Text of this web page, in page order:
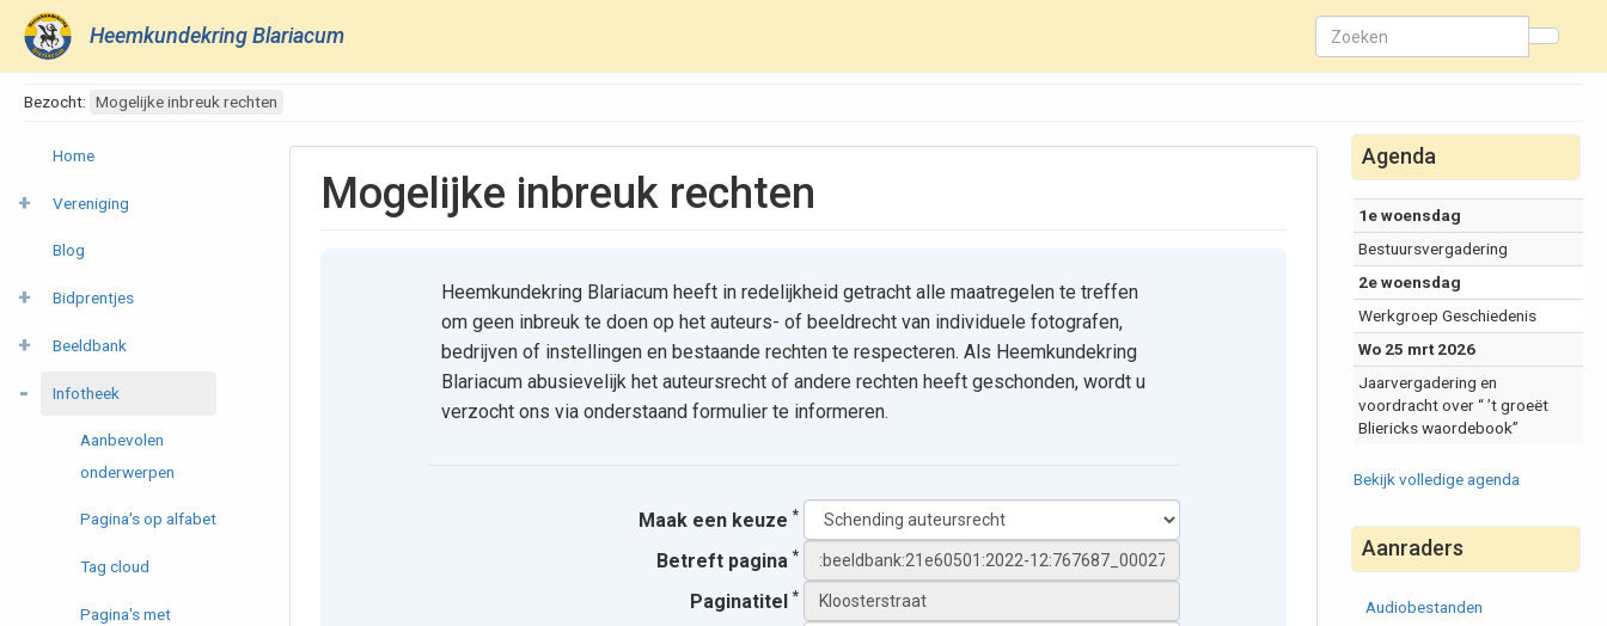
Heemkundekring Blariacum
Bezocht: Mogelijke inbreuk rechten
Home
Vereniging
Blog
Bidprentjes
Beeldbank
Infotheek
Aanbevolen
onderwerpen
Pagina's op alfabet
Tag cloud
Pagina's met
Mogelijke inbreuk rechten
Heemkundekring Blariacum heeft in redelijkheid getracht alle maatregelen te treffen
om geen inbreuk te doen op het auteurs- of beeldrecht van individuele fotografen,
bedrijven of instellingen en bestaande rechten te respecteren. Als Heemkundekring
Blariacum abusievelijk het auteursrecht of andere rechten heeft geschonden, wordt u
verzocht ons via onderstaand formulier te informeren.
Maak een keuze *
Betreft pagina *
Paginatitel *
Agenda
1e woensdag
Bestuursvergadering
2e woensdag
Werkgroep Geschiedenis
Wo 25 mrt 2026
Jaarvergadering en
voordracht over “ ’t groeët
Bliericks waordebook”
Bekijk volledige agenda
Aanraders
Audiobestanden